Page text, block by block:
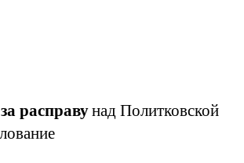
расправунад Политковской